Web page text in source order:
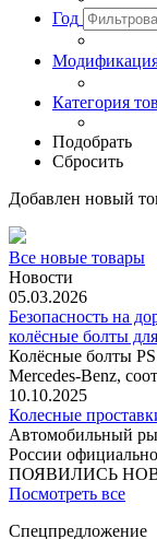
Год
Категория
Подобрать
Сбросить
Добавлен новый
Все новые товары
Новости
05.03.2026
Безопасность на
колёсные болты
Колёсные болты
Mercedes‑Benz,
10.10.2025
Колесные
Автомобильный
России
ПОЯВИЛИСЬ
Посмотреть все
Спецпредложение